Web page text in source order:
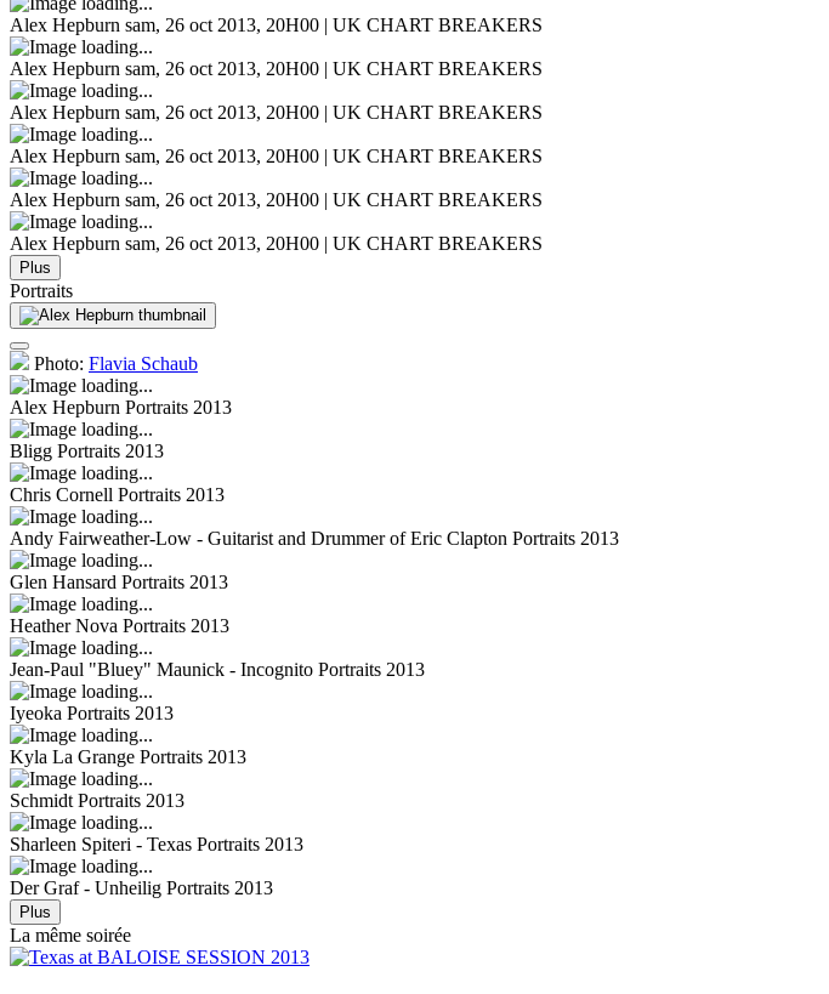
Alex Hepburn sam, 26 oct 2013, 20H00 | UK CHART BREAKERS
Alex Hepburn sam, 26 oct 2013, 20H00 | UK CHART BREAKERS
Alex Hepburn sam, 26 oct 2013, 20H00 | UK CHART BREAKERS
Alex Hepburn sam, 26 oct 2013, 20H00 | UK CHART BREAKERS
Alex Hepburn sam, 26 oct 2013, 20H00 | UK CHART BREAKERS
Alex Hepburn sam, 26 oct 2013, 20H00 | UK CHART BREAKERS
Plus
Portraits
Photo: Flavia Schaub
Alex Hepburn Portraits 2013
Bligg Portraits 2013
Chris Cornell Portraits 2013
Andy Fairweather-Low - Guitarist and Drummer of Eric Clapton Portraits 2013
Glen Hansard Portraits 2013
Heather Nova Portraits 2013
Jean-Paul "Bluey" Maunick - Incognito Portraits 2013
Iyeoka Portraits 2013
Kyla La Grange Portraits 2013
Schmidt Portraits 2013
Sharleen Spiteri - Texas Portraits 2013
Der Graf - Unheilig Portraits 2013
Plus
La même soirée